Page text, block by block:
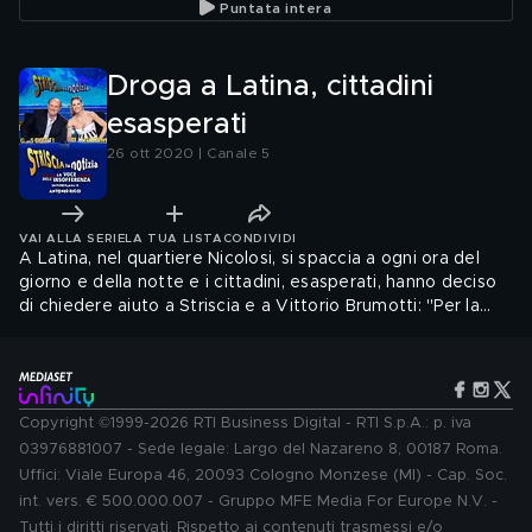
Puntata intera
Droga a Latina, cittadini
esasperati
26 ott 2020 | Canale 5
VAI ALLA SERIE LA TUA LISTA CONDIVIDI
A Latina, nel quartiere Nicolosi, si spaccia a ogni ora del
giorno e della notte e i cittadini, esasperati, hanno deciso
di chiedere aiuto a Striscia e a Vittorio Brumotti: "Per la
andato a riappropriarsi del territorio in compagnia delle
forze dell'ordine
Copyright ©1999-2026 RTI Business Digital - RTI S.p.A.: p. iva
03976881007 - Sede legale: Largo del Nazareno 8, 00187 Roma.
Uffici: Viale Europa 46, 20093 Cologno Monzese (MI) - Cap. Soc.
int. vers. € 500.000.007 - Gruppo MFE Media For Europe N.V. -
Tutti i diritti riservati. Rispetto ai contenuti trasmessi e/o